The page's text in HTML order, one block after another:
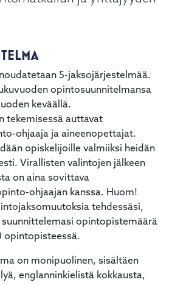
5-jaksojärjestelmää.
opintosuunnitelmansa
keväällä.
tekemisessä auttavat
ohjaaja ja aineenopettajat.
opiskelijoille valmiiksi heidän
Virallisten valintojen jälkeen
on aina sovittava
ohjaajan kanssa. Huom!
tehdessäsi,
opintopistemäärä
opintopisteessä.
on monipuolinen, sisältäen
englanninkielistä kokkausta,